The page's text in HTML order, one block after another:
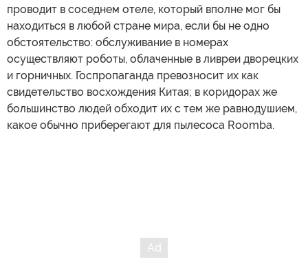
проводит в соседнем отеле, который вполне мог бы
находиться в любой стране мира, если бы не одно
обстоятельство: обслуживание в номерах
осуществляют роботы, облаченные в ливреи дворецких
и горничных. Госпропаганда превозносит их как
свидетельство восхождения Китая; в коридорах же
большинство людей обходит их с тем же равнодушием,
какое обычно приберегают для пылесоса Roomba.